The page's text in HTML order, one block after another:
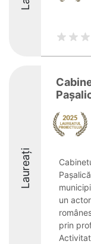
Laureați
un
prin